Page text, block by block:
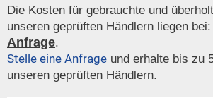
Die Kosten für gebrauchte und
unseren geprüften Händlern liegen bei:
Anfrage.
Stelle eine Anfrage und erhalte bis zu
unseren geprüften Händlern.